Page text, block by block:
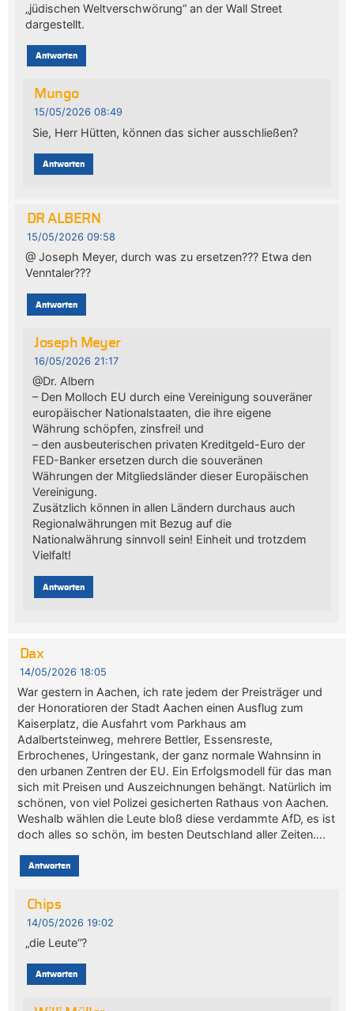
„jüdischen Weltverschwörung“ an der Wall Street
dargestellt.
Antworten
Mungo
15/05/2026 08:49
Sie, Herr Hütten, können das sicher ausschließen?
Antworten
DR ALBERN
15/05/2026 09:58
@ Joseph Meyer, durch was zu ersetzen??? Etwa den
Venntaler???
Antworten
Joseph Meyer
16/05/2026 21:17
@Dr. Albern
– Den Molloch EU durch eine Vereinigung souveräner
europäischer Nationalstaaten, die ihre eigene
Währung schöpfen, zinsfrei! und
– den ausbeuterischen privaten Kreditgeld-Euro der
FED-Banker ersetzen durch die souveränen
Währungen der Mitgliedsländer dieser Europäischen
Vereinigung.
Zusätzlich können in allen Ländern durchaus auch
Regionalwährungen mit Bezug auf die
Nationalwährung sinnvoll sein! Einheit und trotzdem
Vielfalt!
Antworten
Dax
14/05/2026 18:05
War gestern in Aachen, ich rate jedem der Preisträger und
der Honoratioren der Stadt Aachen einen Ausflug zum
Kaiserplatz, die Ausfahrt vom Parkhaus am
Adalbertsteinweg, mehrere Bettler, Essensreste,
Erbrochenes, Uringestank, der ganz normale Wahnsinn in
den urbanen Zentren der EU. Ein Erfolgsmodell für das man
sich mit Preisen und Auszeichnungen behängt. Natürlich im
schönen, von viel Polizei gesicherten Rathaus von Aachen.
Weshalb wählen die Leute bloß diese verdammte AfD, es ist
doch alles so schön, im besten Deutschland aller Zeiten….
Antworten
Chips
14/05/2026 19:02
„die Leute“?
Antworten